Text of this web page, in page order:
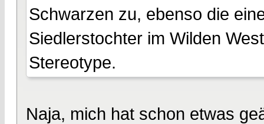
Schwarzen zu, ebenso die
Siedlerstochter im Wilden
Stereotype.
Naja, mich hat schon etwas